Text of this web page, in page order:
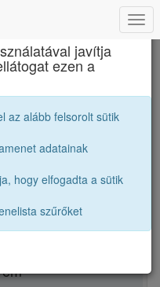
Kollégium
javítja
ezen a
az alább felsorolt sütik
adatainak
hogy elfogadta a sütik
szűrőket